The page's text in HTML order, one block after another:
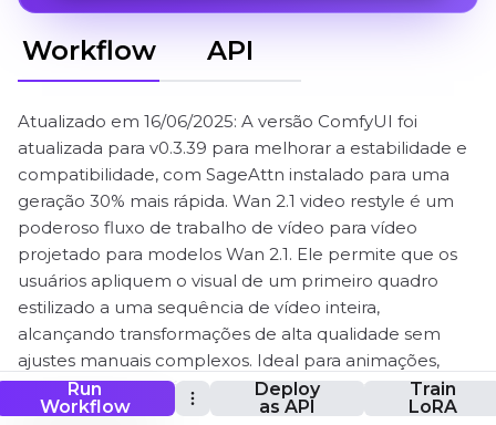
Run
Workflow
Deploy
as API
Train
LoRA
Workflow API
Atualizado em 16/06/2025: A versão ComfyUI foi
atualizada para v0.3.39 para melhorar a estabilidade e
compatibilidade, com SageAttn instalado para uma
geração 30% mais rápida. Wan 2.1 video restyle é um
poderoso fluxo de trabalho de vídeo para vídeo
projetado para modelos Wan 2.1. Ele permite que os
usuários apliquem o visual de um primeiro quadro
estilizado a uma sequência de vídeo inteira,
alcançando transformações de alta qualidade sem
ajustes manuais complexos. Ideal para animações,
cenas cinematográficas e projetos criativos, este fluxo
de trabalho garante uma estilização contínua e